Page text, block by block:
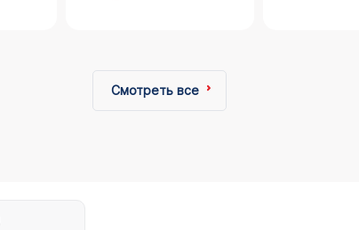
Смотреть все